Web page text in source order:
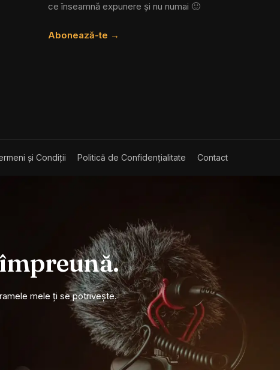
ce înseamnă expunere și nu numai 🙂
Abonează-te →
și Condiții Politică de Confidențialitate Contact
mele ți se potrivește.